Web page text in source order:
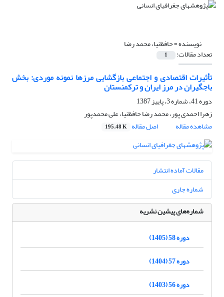
نویسنده =حافظ‌نیا، محمد ‌رضا
تعداد مقالات: 1
تأثیرات اقتصادی و اجتماعی بازگشایی مرزها نمونه موردی: بخش
باجگیران در مرز ایران و ترکمنستان
دوره 41، شماره 3، پاییز 1387
زهرا احمدی پور، محمد ‌رضا حافظ‌نیا، علی محمدپور
مشاهده مقاله
اصل مقاله 195.48 K
مقالات آماده انتشار
شماره جاری
شماره‌های پیشین نشریه
دوره 58 (1405)
دوره 57 (1404)
دوره 56 (1403)